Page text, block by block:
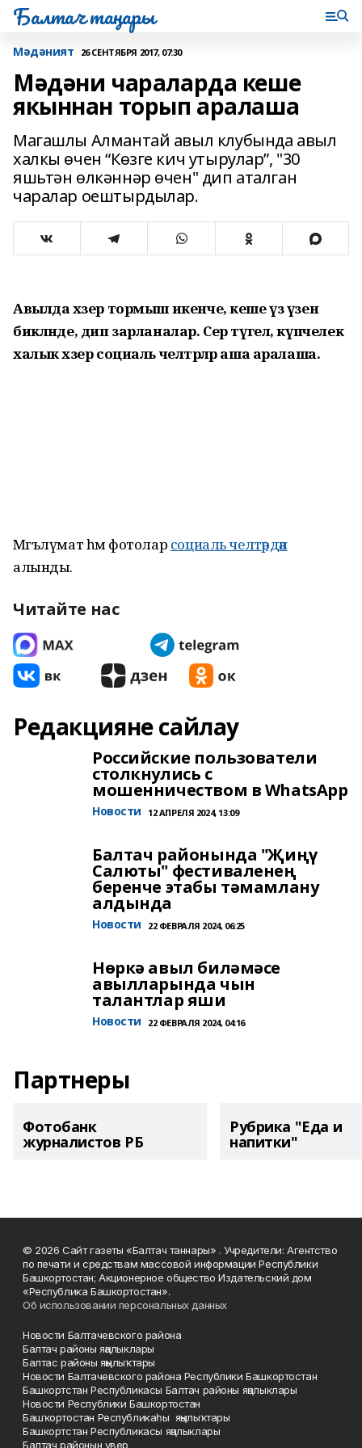
Балтач таңнары
Мәдәният 26 СЕНТЯБРЯ 2017, 07:30
Мәдәни чараларда кеше
якыннан торып аралаша
Магашлы Алмантай авыл клубында авыл
халкы өчен “Көзге кич утырулар”, "30
яшьтән өлкәннәр өчен" дип аталган
чаралар оештырдылар.
Авылда хәзер тормыш икенче, кеше үз үзенә
бикләнде, дип зарланалар. Сер түгел, күпчелек
халык хәзер социаль челтәрләр аша аралаша.
Мәгълүмат һәм фотолар социаль челтәрдән
алынды.
Читайте нас
Редакцияне сайлау
Российские пользователи
столкнулись с
мошенничеством в WhatsApp
Новости 12 АПРЕЛЯ 2024, 13:09
Балтач районында "Җиңү
Салюты" фестиваленең
беренче этабы тәмамлану
алдында
Новости 22 ФЕВРАЛЯ 2024, 06:25
Нөркә авыл биләмәсе
авылларында чын
талантлар яши
Новости 22 ФЕВРАЛЯ 2024, 04:16
Партнеры
Фотобанк
журналистов РБ
Рубрика "Еда и
напитки"
© 2026 Сайт газеты «Балтач таннары» . Учредители: Агентство
по печати и средствам массовой информации Республики
Башкортостан; Акционерное общество Издательский дом
«Республика Башкортостан».
Об использовании персональных данных
Новости Балтачевского района
Балтач районы яңалыклары
Балтас районы яңылыҡтары
Новости Балтачевского района Республики Башкортостан
Башкортстан Республикасы Балтач районы яңалыклары
Новости Республики Башкортостан
Башҡортостан Республикаһы яңылыҡтары
Башкортстан Республикасы яңалыклары
Балтач районын увер